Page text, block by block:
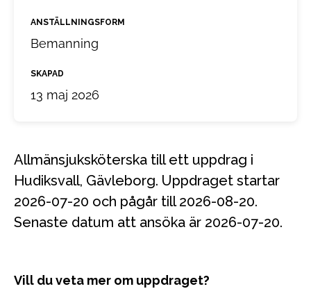
ANSTÄLLNINGSFORM
Bemanning
SKAPAD
13 maj 2026
Allmänsjuksköterska till ett uppdrag i
Hudiksvall, Gävleborg. Uppdraget startar
2026-07-20 och pågår till 2026-08-20.
Senaste datum att ansöka är 2026-07-20.
Vill du veta mer om uppdraget?